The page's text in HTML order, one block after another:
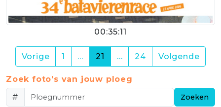
00:35:11
Vorige 1 … 21 (current)
… 24 Volgende
Zoek foto's van jouw ploeg
#
Zoeken